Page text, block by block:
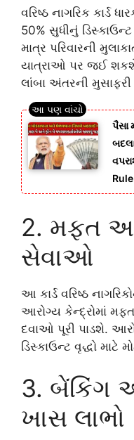
વરિષ્ઠ નાગરિક કાર્ડ
50% સુધીનું
માત્ર પરિવારની
યાત્રાઓ પર જઈ
લાંબા અંતરની
પૈસા
2. મફત
સેવાઓ
આ કાર્ડ વરિષ્ઠ
આરોગ્ય કેન્દ્રોમાં
દવાઓ પૂરી પાડશે.
ડિસ્કાઉન્ટ વૃદ્ધો માટે
3. બેંકિંગ
ખાસ લાભો